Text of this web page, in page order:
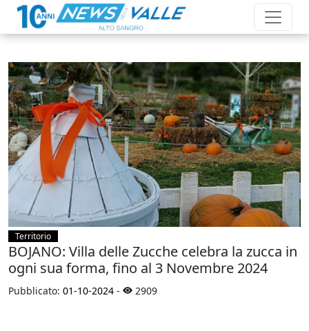
Territorio
BOJANO: Villa delle Zucche celebra la zucca in
ogni sua forma, fino al 3 Novembre 2024
Pubblicato: 01-10-2024 - 2909